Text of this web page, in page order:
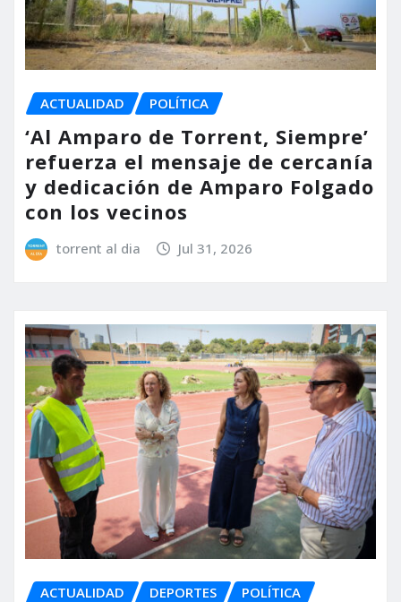
ACTUALIDAD POLÍTICA
‘Al Amparo de Torrent, Siempre’
refuerza el mensaje de cercanía
y dedicación de Amparo Folgado
con los vecinos
torrent al dia Jul 31, 2026
ACTUALIDAD DEPORTES POLÍTICA